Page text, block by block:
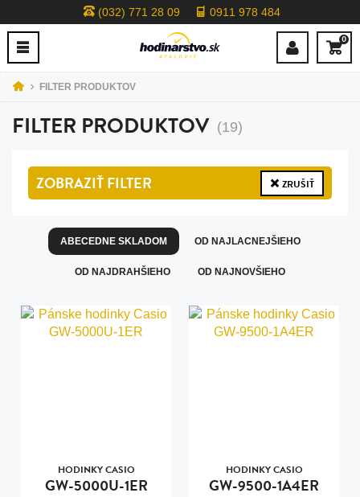
(032) 771 28 09 0911 978 484
0
FILTER PRODUKTOV
FILTER PRODUKTOV (19)
ZOBRAZIŤFILTER ZRUŠIŤ
ABECEDNE SKLADOM OD NAJLACNEJŠIEHO
OD NAJDRAHŠIEHO OD NAJNOVŠIEHO
HODINKY CASIO
GW-5000U-1ER
HODINKY CASIO
GW-9500-1A4ER